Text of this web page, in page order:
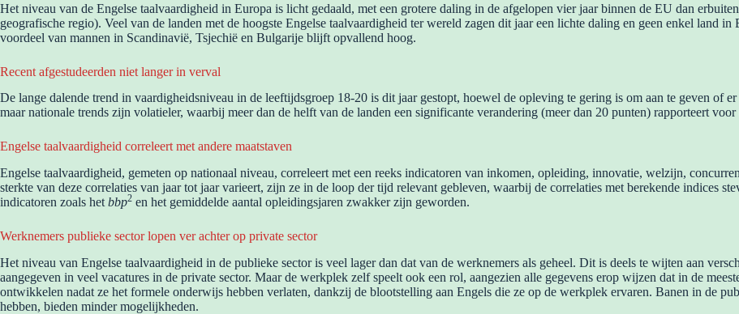
Het niveau van de Engelse taalvaardigheid in Europa is licht gedaald, met een grotere daling in de afgelopen vier jaar binnen de EU dan
geografische regio). Veel van de landen met de hoogste Engelse taalvaardigheid ter wereld zagen dit jaar een lichte daling en geen enkel land
voordeel van mannen in Scandinavië, Tsjechië en Bulgarije blijft opvallend hoog.
Recent afgestudeerden niet langer in verval
De lange dalende trend in vaardigheidsniveau in de leeftijdsgroep 18-20 is dit jaar gestopt, hoewel de opleving te gering is om aan te geven of
maar nationale trends zijn volatieler, waarbij meer dan de helft van de landen een significante verandering (meer dan 20 punten) rapporteert
Engelse taalvaardigheid correleert met andere maatstaven
Engelse taalvaardigheid, gemeten op nationaal niveau, correleert met een reeks indicatoren van inkomen, opleiding, innovatie, welzijn,
sterkte van deze correlaties van jaar tot jaar varieert, zijn ze in de loop der tijd relevant gebleven, waarbij de correlaties met berekende indices
indicatoren zoals het bbp2 en het gemiddelde aantal opleidingsjaren zwakker zijn geworden.
Werknemers publieke sector lopen ver achter op private sector
Het niveau van Engelse taalvaardigheid in de publieke sector is veel lager dan dat van de werknemers als geheel. Dit is deels te wijten aan
aangegeven in veel vacatures in de private sector. Maar de werkplek zelf speelt ook een rol, aangezien alle gegevens erop wijzen dat in de
ontwikkelen nadat ze het formele onderwijs hebben verlaten, dankzij de blootstelling aan Engels die ze op de werkplek ervaren. Banen in de
hebben, bieden minder mogelijkheden.